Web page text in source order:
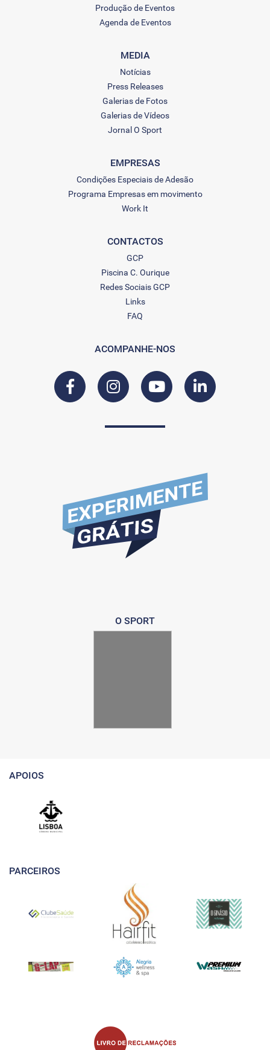
Produção de Eventos
Agenda de Eventos
MEDIA
Notícias
Press Releases
Galerias de Fotos
Galerias de Vídeos
Jornal O Sport
EMPRESAS
Condições Especiais de Adesão
Programa Empresas em movimento
Work It
CONTACTOS
GCP
Piscina C. Ourique
Redes Sociais GCP
Links
FAQ
ACOMPANHE-NOS
O SPORT
APOIOS
PARCEIROS